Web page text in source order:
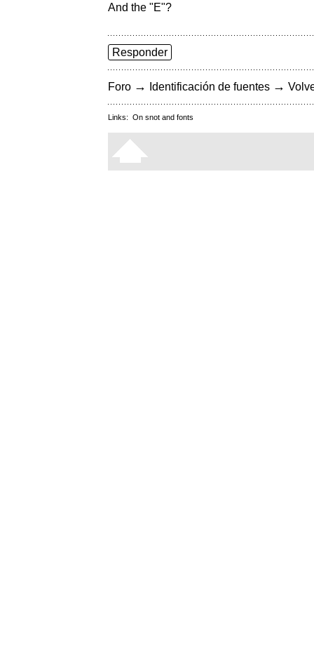
And the "E"?
Responder
Foro → Identificación de fuentes →
Links: On snot and fonts